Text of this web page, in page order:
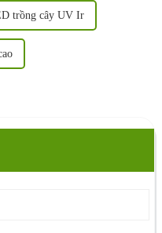
trồng cây UV Ir